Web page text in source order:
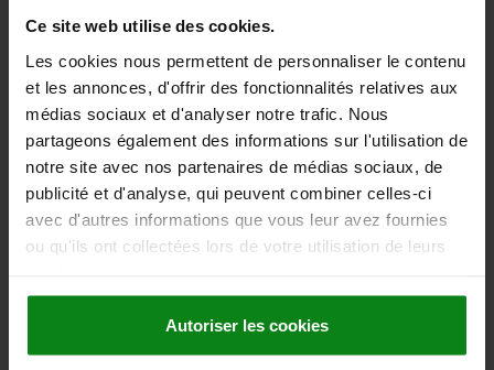
Ce site web utilise des cookies.
Les cookies nous permettent de personnaliser le contenu
et les annonces, d'offrir des fonctionnalités relatives aux
médias sociaux et d'analyser notre trafic. Nous
partageons également des informations sur l'utilisation de
notre site avec nos partenaires de médias sociaux, de
publicité et d'analyse, qui peuvent combiner celles-ci
avec d'autres informations que vous leur avez fournies
ou qu'ils ont collectées lors de votre utilisation de leurs
Autoriser les cookies
hors TVA
DÉTAILS
CAO
TÉLÉCHARGEMENTS
D'autres clients ont
également acheté